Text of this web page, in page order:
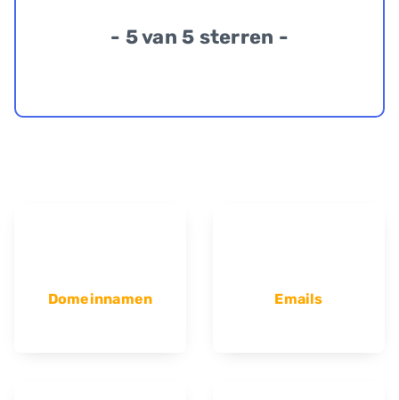
- 5 van 5 sterren -
Domeinnamen Emails